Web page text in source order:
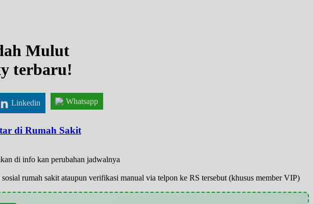
Mulut
terbaru!
Linkedin Whatsapp
di Rumah Sakit
di info kan perubahan jadwalnya
rumah sakit ataupun verifikasi manual via telpon ke RS tersebut (khusus member VIP)